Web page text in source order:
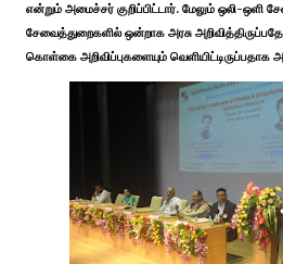
என்றும் அமைச்சர் குறிப்பிட்டார். மேலும் ஒலி-ஒளி
சேவைத்துறைகளில் ஒன்றாக அரசு
கொள்கை அறிவிப்புகளையும் வெளியிட்டிருப்பதாக